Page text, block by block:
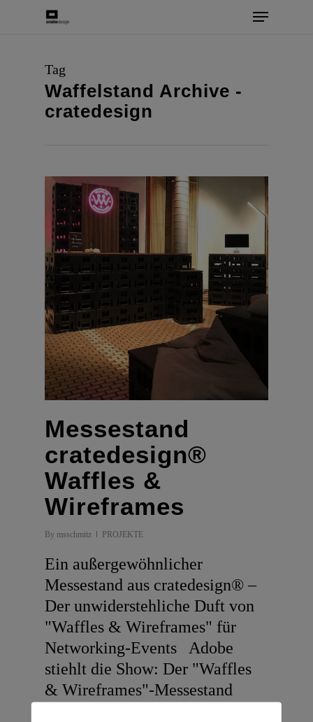
content
Menu
Tag
Waffelstand Archive -
cratedesign
Messestand
cratedesign®
Waffles &
Wireframes
By msschmitz PROJEKTE
Ein außergewöhnlicher
Messestand aus cratedesign® –
Der unwiderstehliche Duft von
"Waffles & Wireframes" für
Networking-Events Adobe
stiehlt die Show: Der "Waffles
& Wireframes"-Messestand